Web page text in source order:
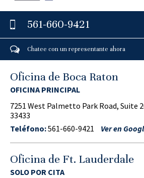
561-660-9421
Chatee con un representante ahora
Oficina de Boca Raton
OFICINA PRINCIPAL
7251 West Palmetto Park Road, Suite
33433
Teléfono:561-660-9421 Ver en
Oficina de Ft. Lauderdale
SOLO POR CITA